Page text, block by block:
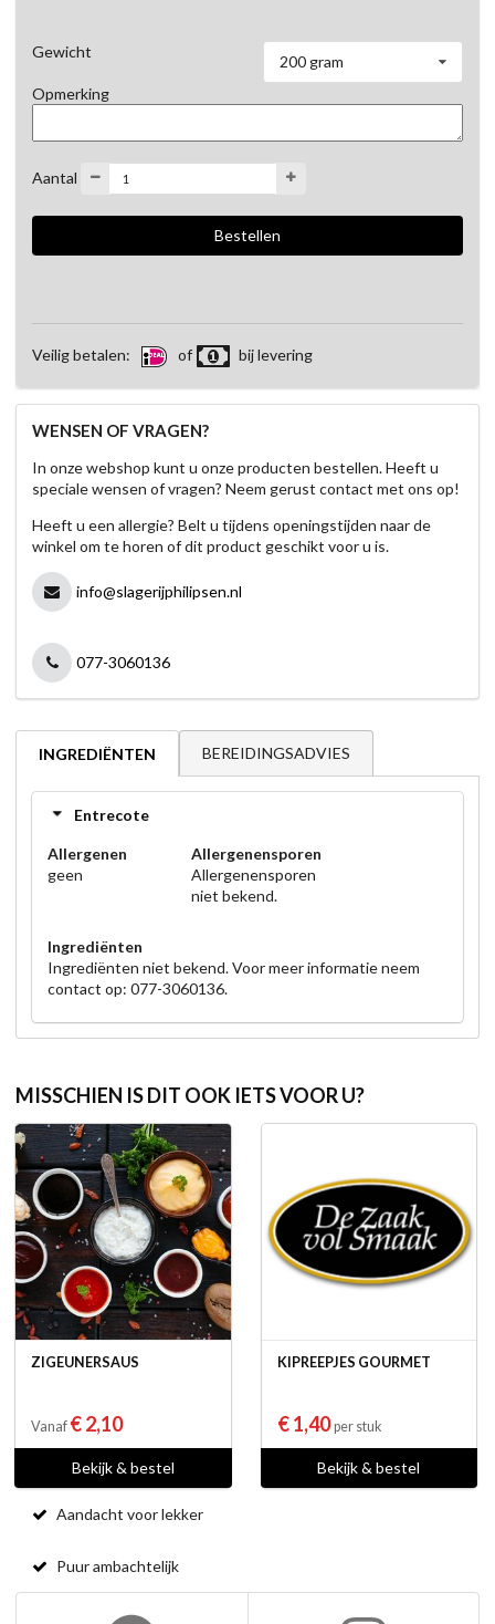
Gewicht
200 gram
Opmerking
Aantal
Veilig betalen: of bij levering
WENSEN OF VRAGEN?
In onze webshop kunt u onze producten bestellen. Heeft u
speciale wensen of vragen? Neem gerust contact met ons op!
Heeft u een allergie? Belt u tijdens openingstijden naar de
winkel om te horen of dit product geschikt voor u is.
info@slagerijphilipsen.nl
077-3060136
INGREDIËNTEN BEREIDINGSADVIES
Entrecote
Allergenen
geen
Allergenensporen
Allergenensporen
niet bekend.
Ingrediënten
Ingrediënten niet bekend. Voor meer informatie neem
contact op: 077-3060136.
MISSCHIEN IS DIT OOK IETS VOOR U?
ZIGEUNERSAUS
Vanaf € 2,10
Bekijk & bestel
KIPREEPJES GOURMET
€ 1,40per stuk
Bekijk & bestel
Aandacht voor lekker
Puur ambachtelijk